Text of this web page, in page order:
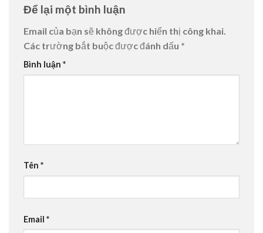
Để lại một bình luận
Email của bạn sẽ không được hiển thị công khai.
Các trường bắt buộc được đánh dấu *
Bình luận *
Tên *
Email *